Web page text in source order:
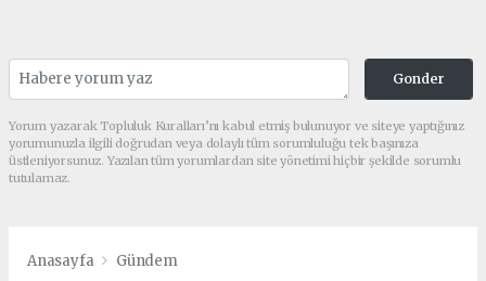
Gonder
Yorum yazarak Topluluk Kuralları’nı kabul etmiş bulunuyor ve siteye yaptığınız
yorumunuzla ilgili doğrudan veya dolaylı tüm sorumluluğu tek başınıza
üstleniyorsunuz. Yazılan tüm yorumlardan site yönetimi hiçbir şekilde sorumlu
tutulamaz.
Anasayfa Gündem